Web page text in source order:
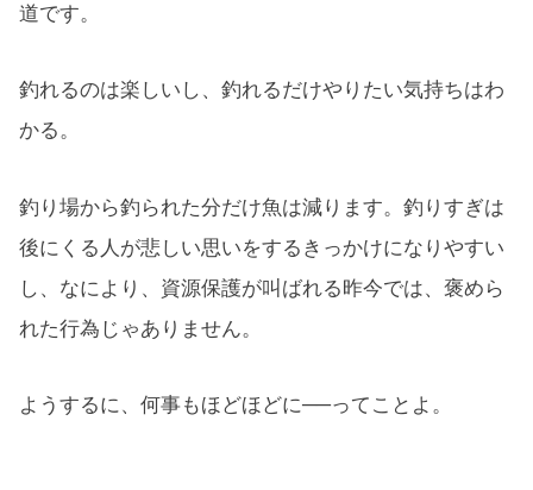
道です。
釣れるのは楽しいし、釣れるだけやりたい気持ちはわ
かる。
釣り場から釣られた分だけ魚は減ります。釣りすぎは
後にくる人が悲しい思いをするきっかけになりやすい
し、なにより、資源保護が叫ばれる昨今では、褒めら
れた行為じゃありません。
ようするに、何事もほどほどに──ってことよ。